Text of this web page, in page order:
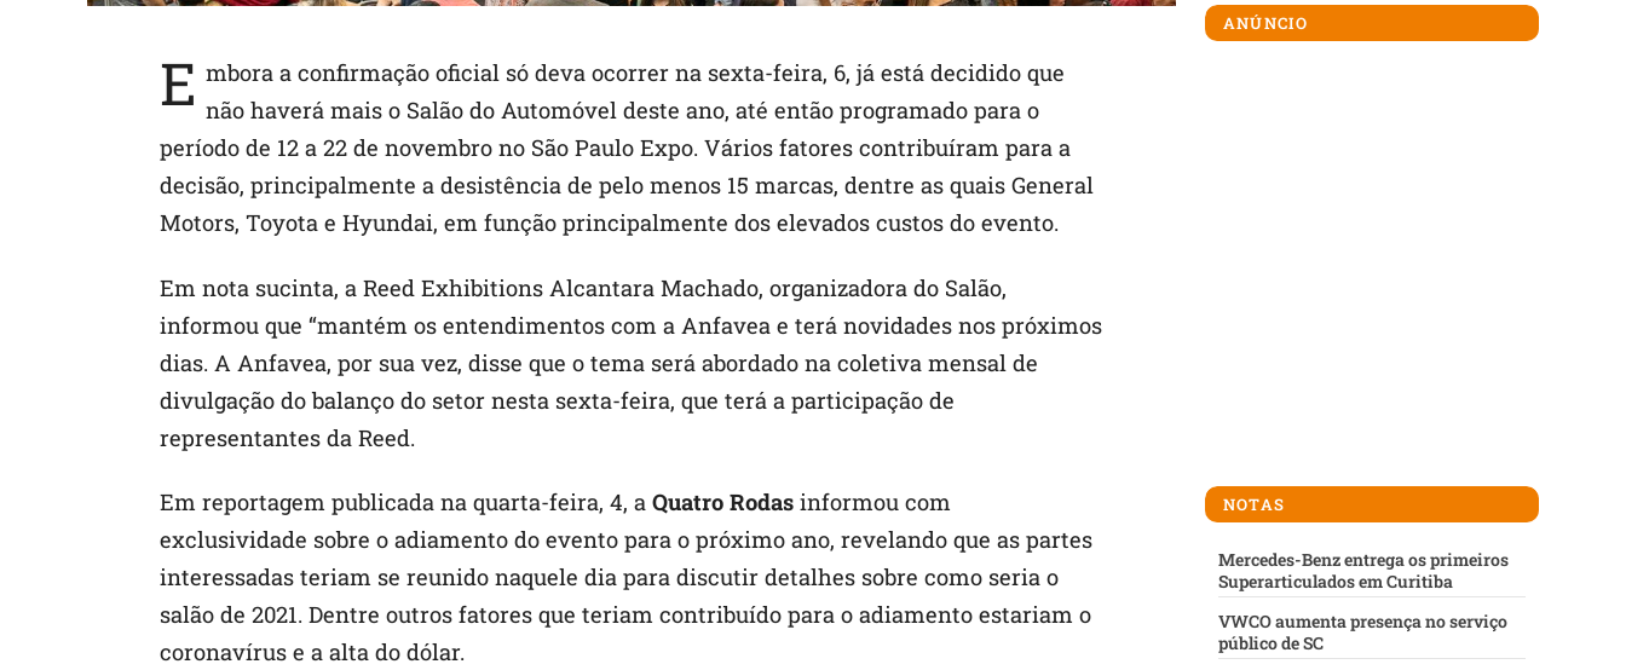
E mbora a confirmação oficial só deva ocorrer na sexta-feira, 6, já está decidido que
não haverá mais o Salão do Automóvel deste ano, até então programado para o
período de 12 a 22 de novembro no São Paulo Expo. Vários fatores contribuíram para a
decisão, principalmente a desistência de pelo menos 15 marcas, dentre as quais General
Motors, Toyota e Hyundai, em função principalmente dos elevados custos do evento.
Em nota sucinta, a Reed Exhibitions Alcantara Machado, organizadora do Salão,
informou que “mantém os entendimentos com a Anfavea e terá novidades nos próximos
dias. A Anfavea, por sua vez, disse que o tema será abordado na coletiva mensal de
divulgação do balanço do setor nesta sexta-feira, que terá a participação de
representantes da Reed.
Em reportagem publicada na quarta-feira, 4, a Quatro Rodas informou com
exclusividade sobre o adiamento do evento para o próximo ano, revelando que as partes
interessadas teriam se reunido naquele dia para discutir detalhes sobre como seria o
salão de 2021. Dentre outros fatores que teriam contribuído para o adiamento estariam o
coronavírus e a alta do dólar.
ANÚNCIO
NOTAS
Mercedes-Benz entrega os primeiros
Superarticulados em Curitiba
VWCO aumenta presença no serviço
público de SC